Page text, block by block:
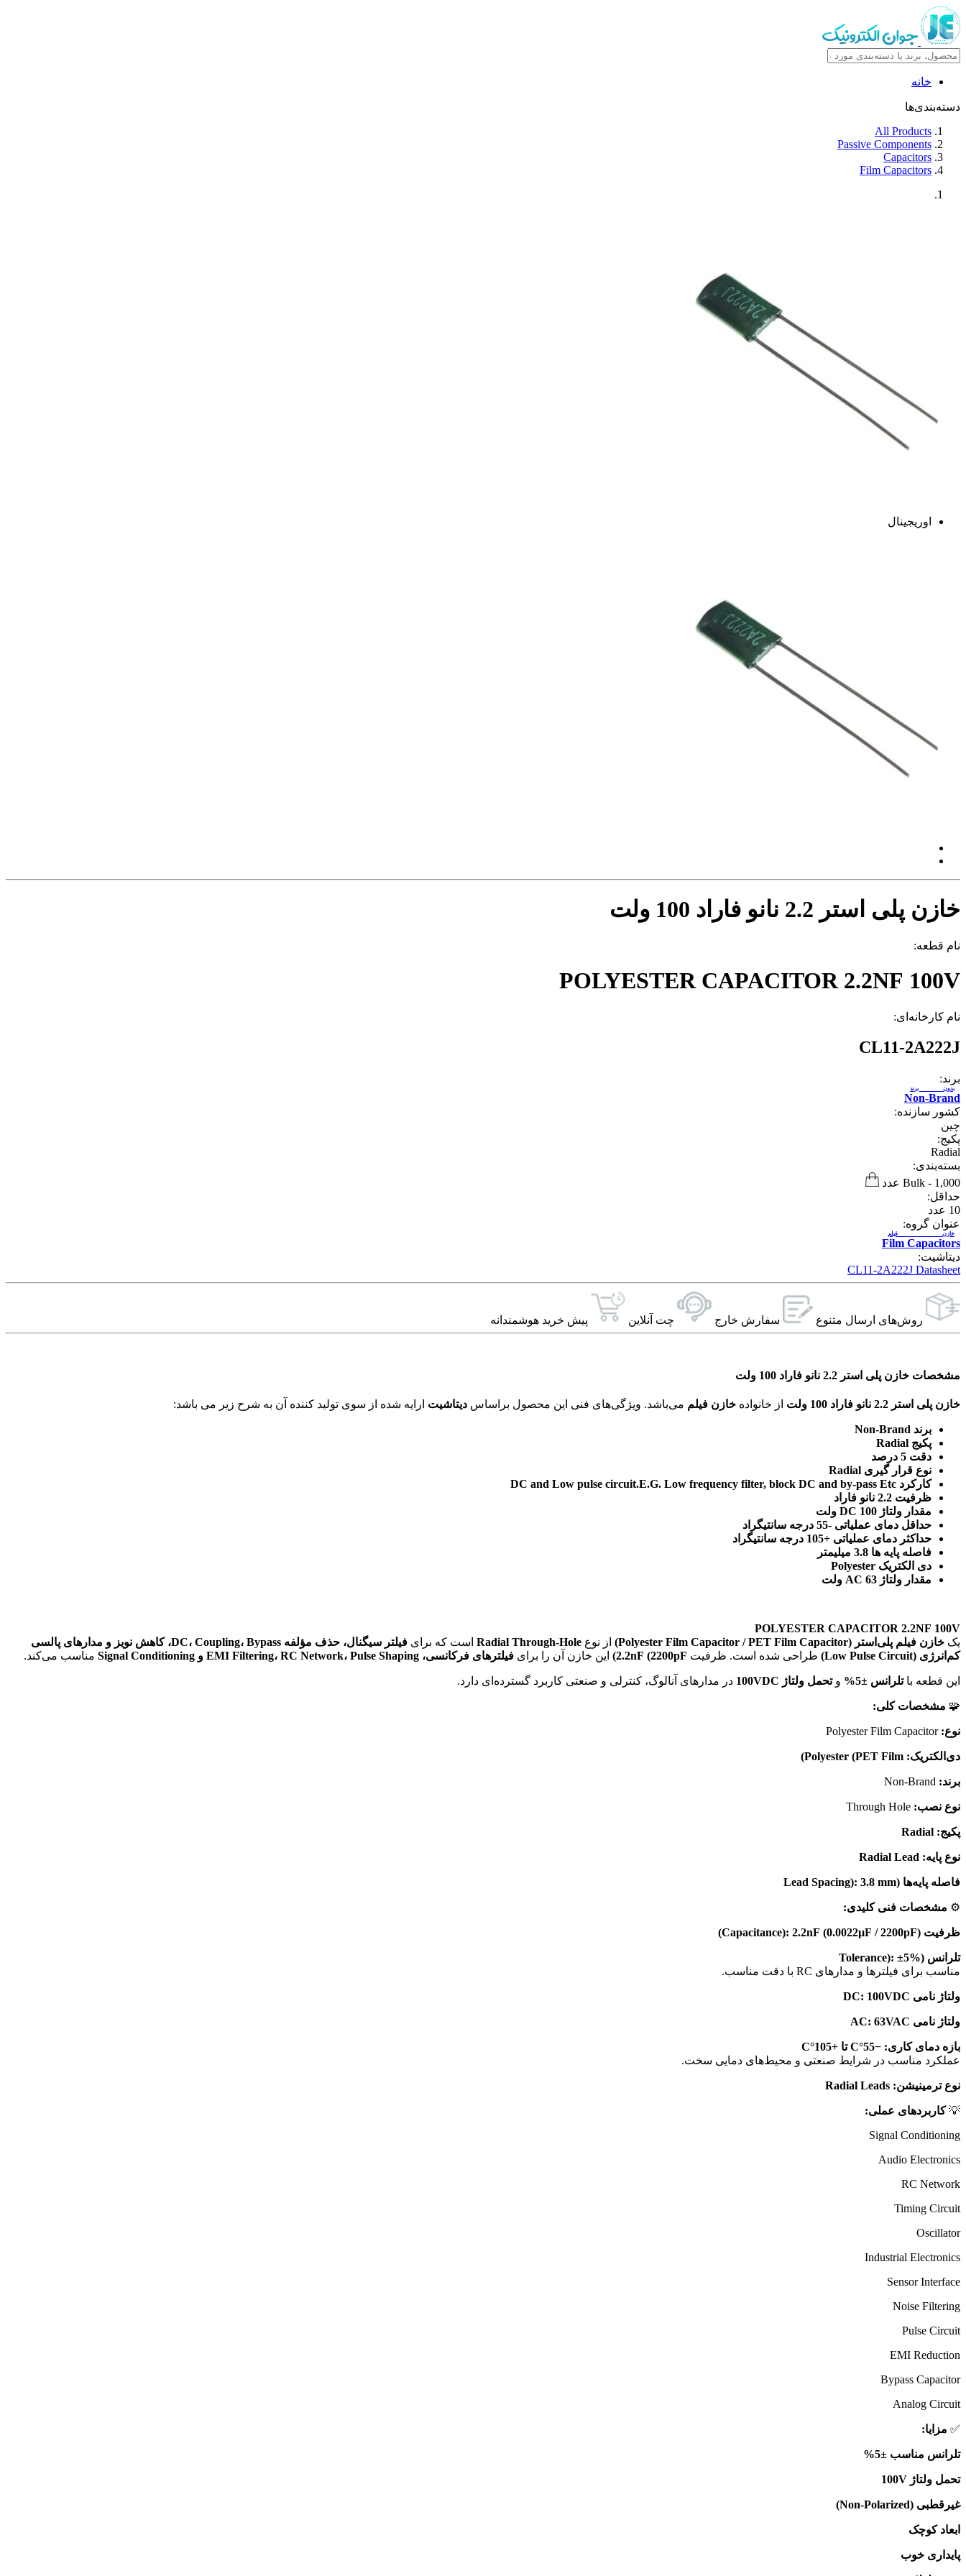
خانه
دسته‌بندی‌ها
All Products
Passive Components
Capacitors
Film Capacitors
اوریجینال
خازن پلی استر 2.2 نانو فاراد 100 ولت
نام قطعه:
POLYESTER CAPACITOR 2.2NF 100V
نام کارخانه‌ای:
CL11-2A222J
برند:
Non-Brand
بدون برند
کشور سازنده:
چین
پکیج:
Radial
بسته‌بندی:
Bulk - 1,000 عدد
حداقل:
10 عدد
عنوان گروه:
Film Capacitors
خازن فیلم
دیتاشیت:
CL11-2A222J Datasheet
روش‌های ارسال‌ متنوع سفارش خارج چت آنلاین پیش خرید هوشمندانه
مشخصات خازن پلی استر 2.2 نانو فاراد 100 ولت
خازن پلی استر 2.2 نانو فاراد 100 ولت از خانواده خازن فیلم دیتاشیت ارایه شده از سوی تولید کننده آن به شرح زیر می باشد:
برند Non-Brand
پکیج Radial
دقت 5 درصد
نوع قرار گیری Radial
کارکرد DC and Low pulse circuit.E.G. Low frequency filter, block DC and by-pass Etc
ظرفیت 2.2 نانو فاراد
مقدار ولتاژ DC 100 ولت
حداقل دمای عملیاتی -55 درجه سانتیگراد
حداکثر دمای عملیاتی +105 درجه سانتیگراد
فاصله پایه ها 3.8 میلیمتر
دی الکتریک Polyester
مقدار ولتاژ AC 63 ولت
POLYESTER CAPACITOR 2.2NF 100V
یک خازن فیلم پلی‌استر (Polyester Film Capacitor / PET Film Capacitor) از نوع Radial Through-Hole است که برای
فیلتر سیگنال، حذف مؤلفه DC، Coupling، Bypass، کاهش نویز و مدارهای پالسی
کم‌انرژی (Low Pulse Circuit)
طراحی شده است. ظرفیت 2.2nF (2200pF) این خازن آن را برای فیلترهای فرکانسی، EMI Filtering، RC Network، Pulse Shaping و Signal Conditioning مناسب می‌کند.
این قطعه باتلرانس ±5% وتحمل ولتاژ 100VDC در مدارهای آنالوگ، کنترلی و صنعتی کاربرد گسترده‌ای دارد.
🧩 مشخصات کلی:
نوع: Polyester Film Capacitor
دی‌الکتریک: Polyester (PET Film)
برند:
نوع نصب:
پکیج: Radial
نوع پایه: Radial Lead
فاصله پایه‌ها (Lead Spacing):3.8 mm
⚙️ مشخصات فنی کلیدی:
ظرفیت (Capacitance):2.2nF (0.0022µF / 2200pF)
تلرانس (Tolerance):±5%
مناسب برای فیلترها و مدارهای RC با دقت مناسب.
ولتاژ نامی DC: 100VDC
ولتاژ نامی AC: 63VAC
بازه دمای کاری: −55°C تا +105°C
عملکرد مناسب در شرایط صنعتی و محیط‌های دمایی سخت.
نوع ترمینیشن: Radial Leads
💡کاربردهای عملی:
Signal Conditioning
Audio Electronics
RC Network
Timing Circuit
Oscillator
Industrial Electronics
Sensor Interface
Noise Filtering
Pulse Circuit
EMI Reduction
Bypass Capacitor
Analog Circuit
✅ مزایا:
تلرانس مناسب ±5%
تحمل ولتاژ 100V
غیرقطبی (Non-Polarized)
ابعاد کوچک
پایداری خوب